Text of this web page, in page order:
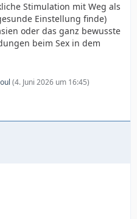
Stimulation mit Weg als
Einstellung finde)
oder das ganz bewusste
beim Sex in dem
(4. Juni 2026 um 16:45)